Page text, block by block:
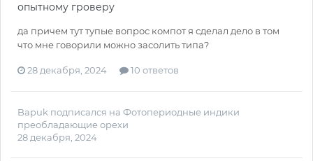
опытному гроверу
да причем тут тупые вопрос компот я сделал дело в том
что мне говорили можно засолить типа?
28 декабря, 2024 10 ответов
Bapuk подписался на Фотопериодные индики
преобладающие орехи
28 декабря, 2024